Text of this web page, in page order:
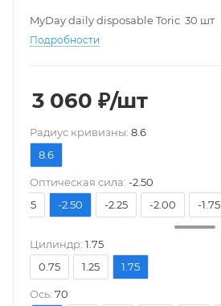
MyDay daily disposable Toric 30 шт
Подробности
3 060 ₽/шт
Pадиус кривизны: 8.6
8.6
Оптическая сила: -2.50
-2.75
-2.50 -2.25 -2.00 -1.75
Цилиндр: 1.75
0.75
1.25 1.75
Ось: 70